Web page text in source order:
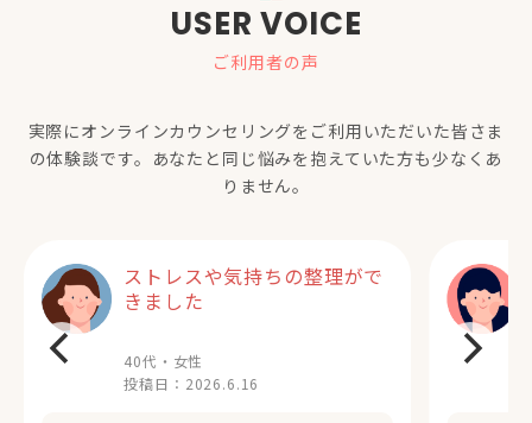
USER VOICE
ご利用者の声
実際にオンラインカウンセリングをご利用いただいた皆さま
の体験談です。あなたと同じ悩みを抱えていた方も少なくあ
りません。
ストレスや気持ちの整理がで
きました
40代・女性
投稿日： 2026.6.16